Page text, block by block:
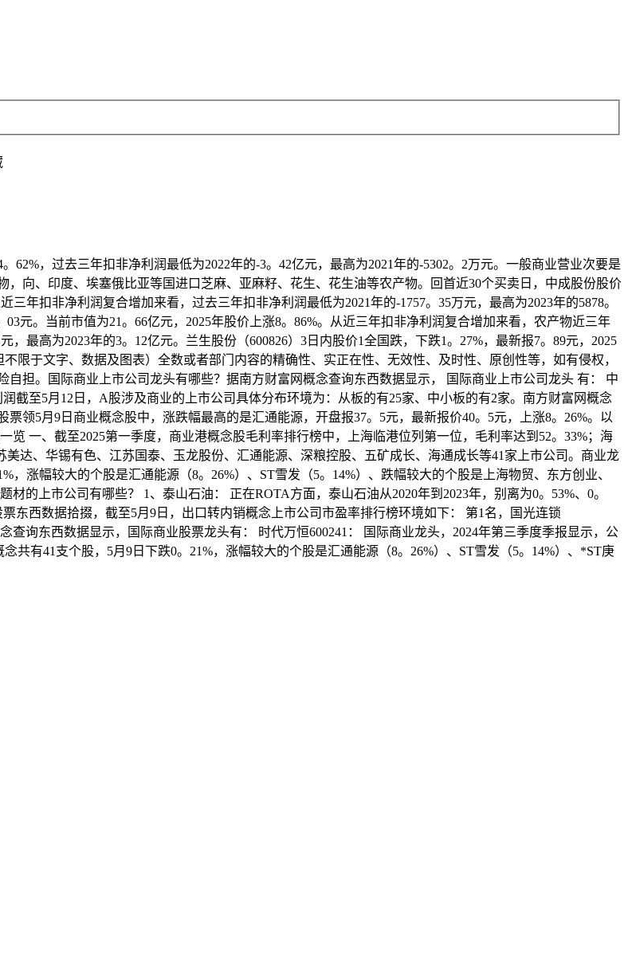
，过去三年扣非净利润最低为2022年的-3。42亿元，最高为2021年的-5302。2万元。一般商业营业次要是
向、印度、埃塞俄比亚等国进口芝麻、亚麻籽、花生、花生油等农产物。回首近30个买卖日，中成股份股价
三年扣非净利润复合增加来看，过去三年扣非净利润最低为2021年的-1757。35万元，最高为2023年的5878。
元。当前市值为21。66亿元，2025年股价上涨8。86%。从近三年扣非净利润复合增加来看，农产物近三年
最高为2023年的3。12亿元。兰生股份（600826）3日内股价1全国跌，下跌1。27%，最新报7。89元，2025
限于文字、数据及图表）全数或者部门内容的精确性、实正在性、无效性、及时性、原创性等，如有侵权，
担。国际商业上市公司龙头有哪些？据南方财富网概念查询东西数据显示， 国际商业上市公司龙头 有： 中
截至5月12日，A股涉及商业的上市公司具体分布环境为：从板的有25家、中小板的有2家。南方财富网概念
领5月9日商业概念股中，涨跌幅最高的是汇通能源，开盘报37。5元，最新报价40。5元，上涨8。26%。以
一、截至2025第一季度，商业港概念股毛利率排行榜中，上海临港位列第一位，毛利率达到52。33%；海
达、华锡有色、江苏国泰、玉龙股份、汇通能源、深粮控股、五矿成长、海通成长等41家上市公司。商业龙
涨幅较大的个股是汇通能源（8。26%）、ST雪发（5。14%）、跌幅较大的个股是上海物贸、东方创业、
的上市公司有哪些？ 1、泰山石油： 正在ROTA方面，泰山石油从2020年到2023年，别离为0。53%、0。
东西数据拾掇，截至5月9日，出口转内销概念上市公司市盈率排行榜环境如下： 第1名，国光连锁
查询东西数据显示，国际商业股票龙头有： 时代万恒600241： 国际商业龙头，2024年第三季度季报显示，公
共有41支个股，5月9日下跌0。21%，涨幅较大的个股是汇通能源（8。26%）、ST雪发（5。14%）、*ST庚